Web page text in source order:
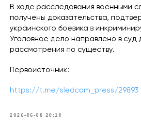
В ходе расследования военными
получены доказательства,
украинского боевика в
Уголовное дело направлено в суд
рассмотрения по существу.
Первоисточник:
https://t.me/sledcom_press/29893
2026-06-08 20:10